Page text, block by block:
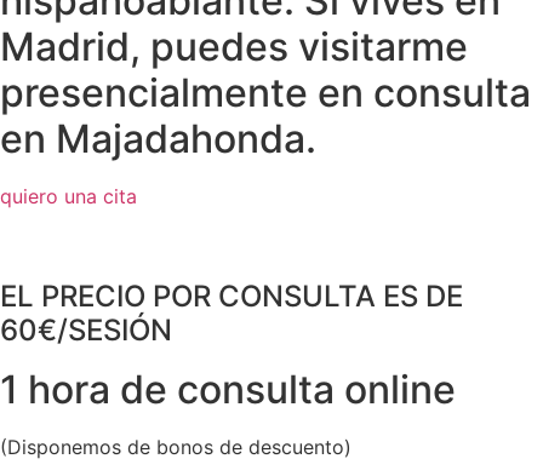
Madrid, puedes visitarme
presencialmente en consulta
en Majadahonda.
quiero una cita
EL PRECIO POR CONSULTA ES DE
60€/SESIÓN
1 hora de consulta online
(Disponemos de bonos de descuento)